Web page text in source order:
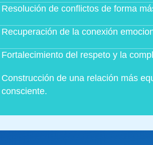
Resolución de conflictos de forma
Recuperación de la conexión
Fortalecimiento del respeto y la
Construcción de una relación más
consciente.